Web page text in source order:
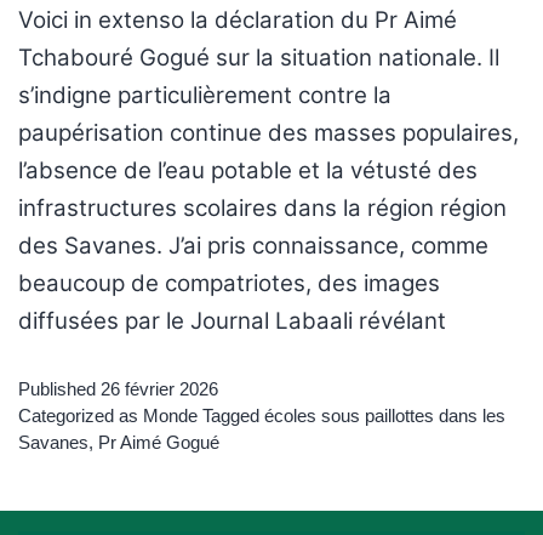
Voici in extenso la déclaration du Pr Aimé
Tchabouré Gogué sur la situation nationale. Il
s’indigne particulièrement contre la
paupérisation continue des masses populaires,
l’absence de l’eau potable et la vétusté des
infrastructures scolaires dans la région région
des Savanes. J’ai pris connaissance, comme
beaucoup de compatriotes, des images
diffusées par le Journal Labaali révélant
Published 26 février 2026
Categorized as Monde Tagged écoles sous paillottes dans les
Savanes, Pr Aimé Gogué